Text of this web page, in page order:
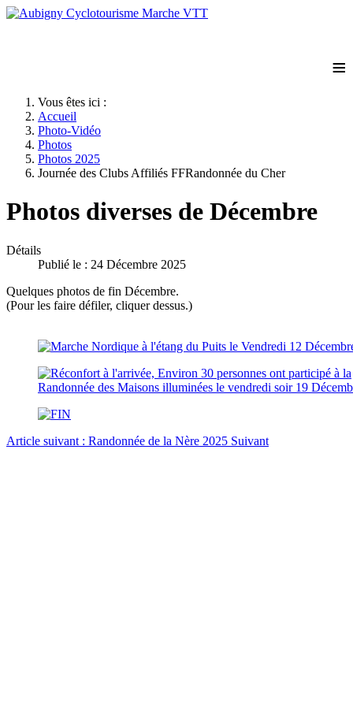
≡
Vous êtes ici :
Accueil
Photo-Vidéo
Photos
Photos 2025
Journée des Clubs Affiliés FFRandonnée du Cher
Photos diverses de Décembre
Détails
Publié le : 24 Décembre 2025
Quelques photos de fin Décembre.
(Pour les faire défiler, cliquer dessus.)
Article suivant : Randonnée de la Nère 2025 Suivant